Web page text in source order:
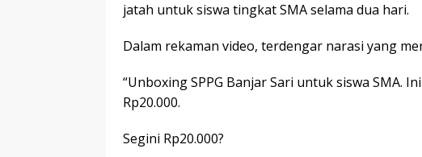
jatah untuk siswa tingkat SMA selama dua hari.
Dalam rekaman video, terdengar narasi yang
“Unboxing SPPG Banjar Sari untuk siswa SMA.
Rp20.000.
Segini Rp20.000?